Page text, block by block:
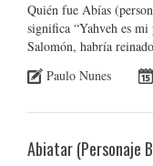
Quién fue Abías
significa “Yahveh es
Salomón, habría
Paulo Nunes
Abiatar (Personaje